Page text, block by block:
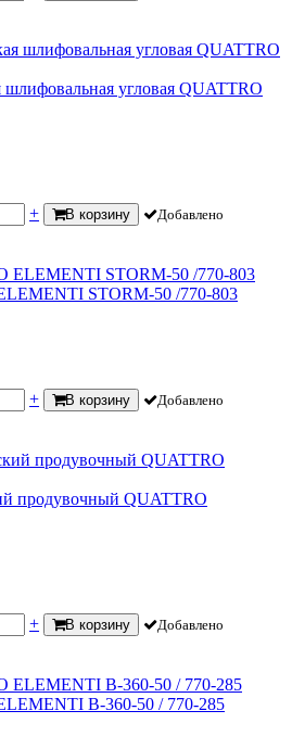
угловая QUATTRO
+ В корзину Добавлено
STORM-50 /770-803
+ В корзину Добавлено
продувочный QUATTRO
+ В корзину Добавлено
B-360-50 / 770-285